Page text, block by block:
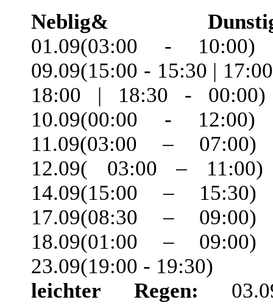
Neblig&
01.09(03:00 -
09.09(15:00 - 15:30 |
18:00 | 18:30 -
10.09(00:00 -
11.09(03:00 –
12.09( 03:00 –
14.09(15:00 –
17.09(08:30 –
18.09(01:00 –
23.09(19:00 - 19:30)
leichter Regen: